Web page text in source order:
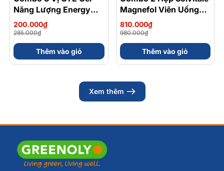
Năng Lượng Energy
Gel Kết Hợp
Carbohydrate Điện Giải
56gram 82kcal
200.000₫
285.000₫
Thêm vào giỏ
Magnefol Viên Uống
Magnesium
Bisglycinate + Vitamin
nhóm B (Hộp 30 Viên)
810.000₫
980.000₫
Thêm vào giỏ
Xem thêm